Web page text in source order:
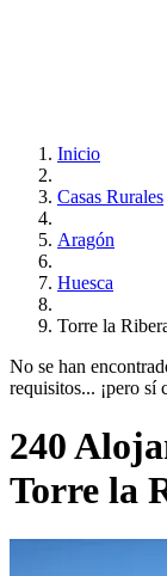
Inicio
Casas Rurales
Aragón
Huesca
Torre la
No se han
requisitos... ¡pero sí
240
Torre la